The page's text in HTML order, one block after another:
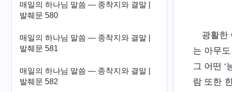
매일의 하나님 말씀 ― 종착지와 결말 |
발췌문 580
매일의 하나님 말씀 ― 종착지와 결말 |
발췌문 581
매일의 하나님 말씀 ― 종착지와 결말 |
발췌문 582
광활한
는 아무
그 어떤 ‘
람 또한